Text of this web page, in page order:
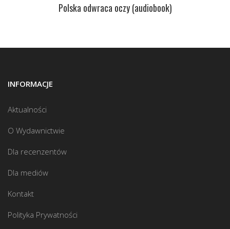
Polska odwraca oczy (audiobook)
INFORMACJE
Aktualności
O Wydawnictwie
Dla recenzentów
Dla mediów
Kontakt
Polityka Prywatności